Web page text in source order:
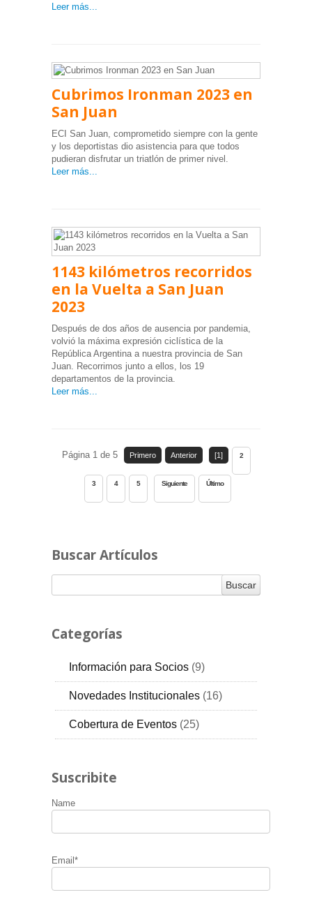
Leer más...
Cubrimos Ironman 2023 en
San Juan
ECI San Juan, comprometido siempre con la gente
y los deportistas dio asistencia para que todos
pudieran disfrutar un triatlón de primer nivel.
Leer más...
1143 kilómetros recorridos
en la Vuelta a San Juan
2023
Después de dos años de ausencia por pandemia,
volvió la máxima expresión ciclística de la
República Argentina a nuestra provincia de San
Juan. Recorrimos junto a ellos, los 19
departamentos de la provincia.
Leer más...
Página 1 de 5 Primero Anterior [1] 2
3 4 5 Siguiente Último
Buscar Artículos
Categorías
RSS
Información para Socios (9)
RSS
Novedades Institucionales (16)
RSS
Cobertura de Eventos (25)
Suscribite
Name
Email*